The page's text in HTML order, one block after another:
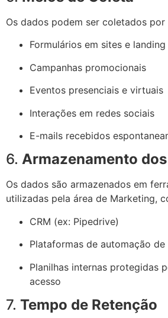
Os dados podem ser coletados por
Formulários em sites e
Campanhas promocionais
Eventos presenciais e virtuais
Interações em redes sociais
E-mails recebidos
6. Armazenamento
Os dados são armazenados em
utilizadas pela área de Marketing,
CRM (ex: Pipedrive)
Plataformas de automação
Planilhas internas protegidas
acesso
7. Tempo de Retenção